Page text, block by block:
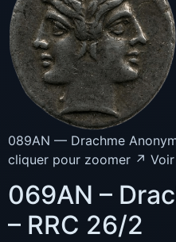
089AN — Drachme
cliquer pour zoomer ↗
069AN –
– RRC 26/2